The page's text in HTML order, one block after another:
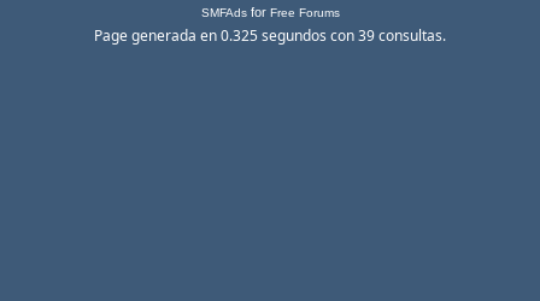
SMFAdsfor Free Forums
Page generada en 0.325 segundos con 39 consultas.